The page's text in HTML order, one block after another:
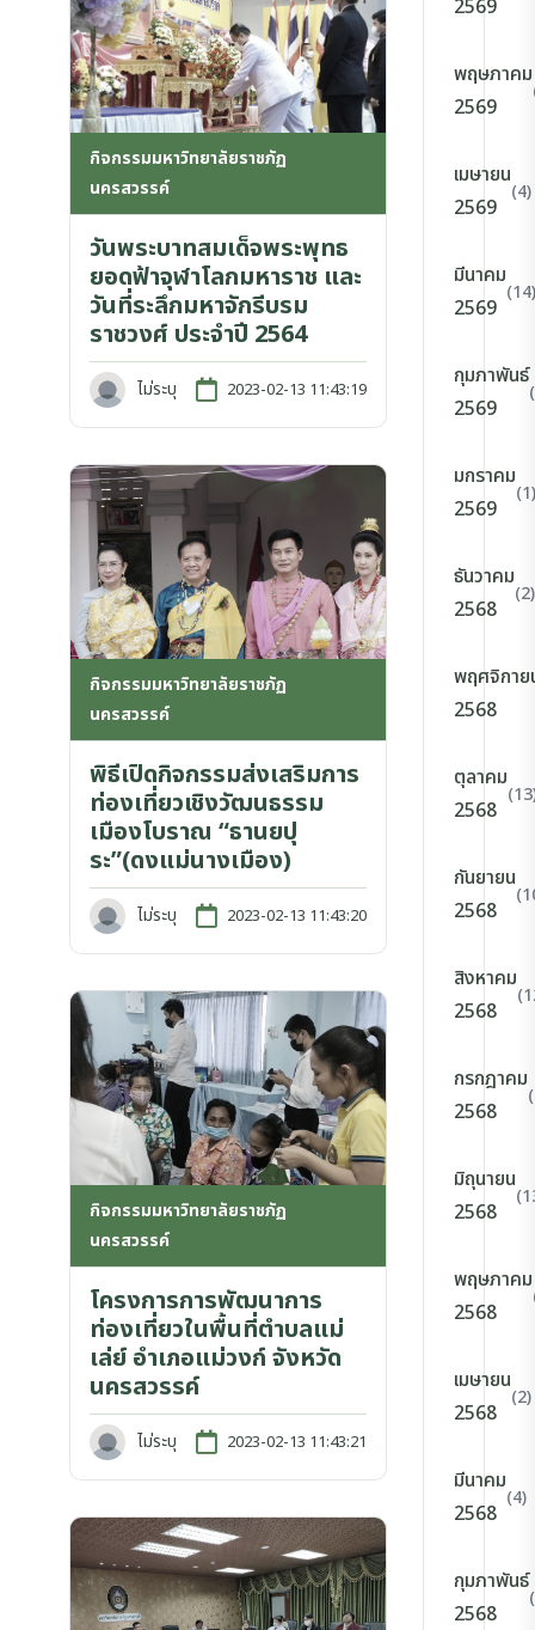
กิจกรรมมหาวิทยาลัยราชภัฏ
นครสวรรค์
วันพระบาทสมเด็จพระพุทธ
ยอดฟ้าจุฬาโลกมหาราช และ
วันที่ระลึกมหาจักรีบรม
ราชวงศ์ ประจำปี 2564
ไม่ระบุ 2023-02-13 11:43:19
กิจกรรมมหาวิทยาลัยราชภัฏ
นครสวรรค์
พิธีเปิดกิจกรรมส่งเสริมการ
ท่องเที่ยวเชิงวัฒนธรรม
เมืองโบราณ “ธานยปุ
ระ”(ดงแม่นางเมือง)
ไม่ระบุ 2023-02-13 11:43:20
กิจกรรมมหาวิทยาลัยราชภัฏ
นครสวรรค์
โครงการการพัฒนาการ
ท่องเที่ยวในพื้นที่ตำบลแม่
เล่ย์ อำเภอแม่วงก์ จังหวัด
นครสวรรค์
ไม่ระบุ 2023-02-13 11:43:21
2569
พฤษภาคม
2569
เมษายน
2569
(4)
มีนาคม
2569
(14)
กุมภาพันธ์
2569
มกราคม
2569
(1)
ธันวาคม
2568
(2)
พฤศจิกาย
2568
ตุลาคม
2568
กันยายน
2568
สิงหาคม
2568
กรกฎาคม
2568
มิถุนายน
2568
พฤษภาคม
2568
เมษายน
2568
(2)
มีนาคม
2568
(4)
กุมภาพันธ์
2568